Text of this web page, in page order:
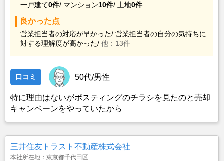
一戸建て0件/ マンション10件/ 土地0件
良かった点
営業担当者の対応が早かった/ 営業担当者の自分の気持ちに
対する理解度が高かった/ 他：13件
口コミ 50代/男性
特に理由はないがポスティングのチラシを見たのと売却
キャンペーンをやっていたから
三井住友トラスト不動産株式会社
本社所在地：東京都千代田区